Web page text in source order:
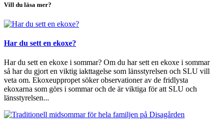
Vill du läsa mer?
Har du sett en ekoxe?
Har du sett en ekoxe i sommar? Om du har sett en ekoxe i sommar
så har du gjort en viktig iakttagelse som länsstyrelsen och SLU vill
veta om. Ekoxeuppropet söker observationer av de fridlysta
ekoxarna som görs i sommar och de är viktiga för att SLU och
länsstyrelsen...